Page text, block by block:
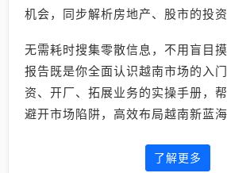
机会，同步解析房地产、股市的投资
无需耗时搜集零散信息，不用盲目
报告既是你全面认识越南市场的入
资、开厂、拓展业务的实操手册，
避开市场陷阱，高效布局越南新蓝海
了解更多